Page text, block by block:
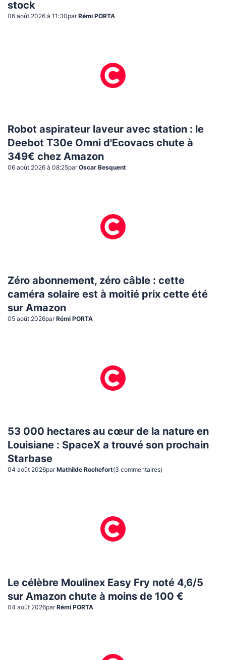
stock
06 août 2026 à 11:30par Rémi PORTA
Robot aspirateur laveur avec station : le
Deebot T30e Omni d'Ecovacs chute à
349€ chez Amazon
06 août 2026 à 08:25par Oscar Besquent
Zéro abonnement, zéro câble : cette
caméra solaire est à moitié prix cette été
sur Amazon
05 août 2026par Rémi PORTA
53 000 hectares au cœur de la nature en
Louisiane : SpaceX a trouvé son prochain
Starbase
04 août 2026par Mathilde Rochefort(3 commentaires)
Le célèbre Moulinex Easy Fry noté 4,6/5
sur Amazon chute à moins de 100 €
04 août 2026par Rémi PORTA